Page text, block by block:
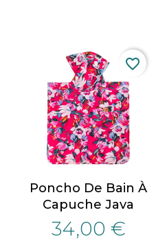
Poncho De Bain À
Capuche Java
34,00 €
favorite_border